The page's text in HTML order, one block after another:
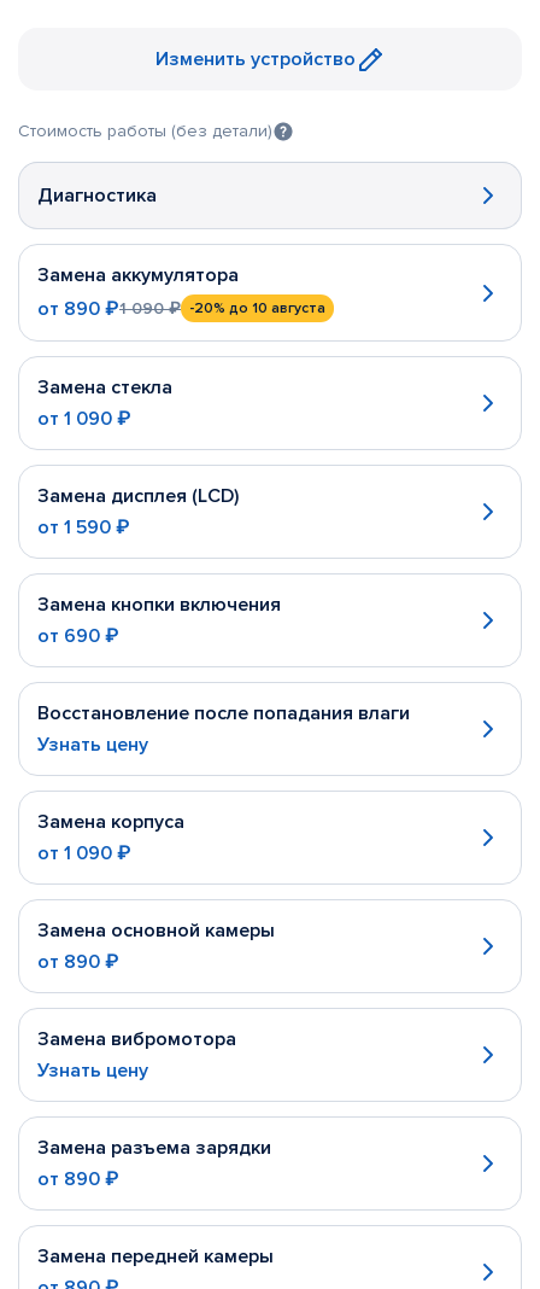
Изменить устройство
Стоимость работы (без детали)
Диагностика
Замена аккумулятора
от 890 ₽1 090 ₽ -20% до 10 августа
Замена стекла
от 1 090 ₽
Замена дисплея (LCD)
от 1 590 ₽
Замена кнопки включения
от 690 ₽
Восстановление после попадания влаги
Узнать цену
Замена корпуса
от 1 090 ₽
Замена основной камеры
от 890 ₽
Замена вибромотора
Узнать цену
Замена разъема зарядки
от 890 ₽
Замена передней камеры